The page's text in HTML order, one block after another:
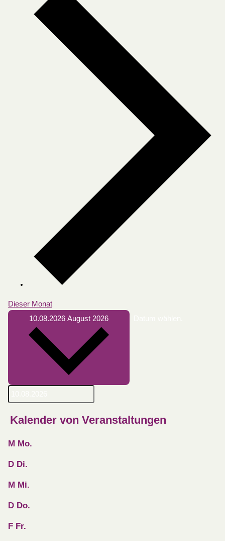
Dieser Monat
10.08.2026 August 2026
Kalender von Veranstaltungen
M Mo.
D Di.
M Mi.
D Do.
F Fr.